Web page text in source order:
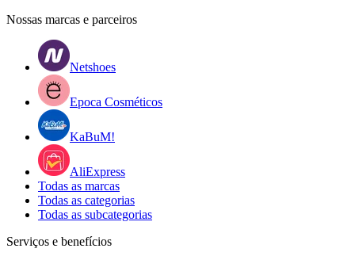
Nossas marcas e parceiros
Netshoes
Epoca Cosméticos
KaBuM!
AliExpress
Todas as marcas
Todas as categorias
Todas as subcategorias
Serviços e benefícios